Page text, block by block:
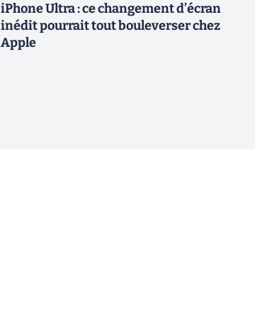
iPhone Ultra : ce changement d’écran
inédit pourrait tout bouleverser chez
Apple